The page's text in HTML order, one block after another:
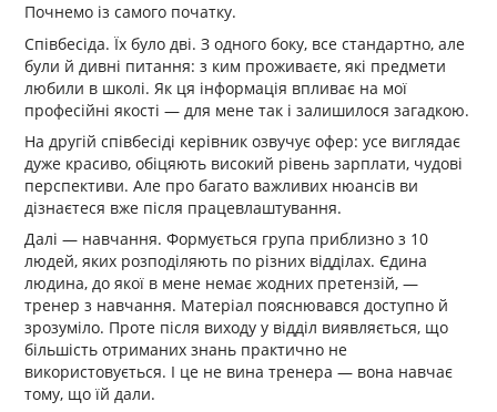
Почнемо із самого початку.
Співбесіда. Їх було дві. З одного боку, все стандартно, але
були й дивні питання: з ким проживаєте, які предмети
любили в школі. Як ця інформація впливає на мої
професійні якості — для мене так і залишилося загадкою.
На другій співбесіді керівник озвучує офер: усе виглядає
дуже красиво, обіцяють високий рівень зарплати, чудові
перспективи. Але про багато важливих нюансів ви
дізнаєтеся вже після працевлаштування.
Далі — навчання. Формується група приблизно з 10
людей, яких розподіляють по різних відділах. Єдина
людина, до якої в мене немає жодних претензій, —
тренер з навчання. Матеріал пояснювався доступно й
зрозуміло. Проте після виходу у відділ виявляється, що
більшість отриманих знань практично не
використовується. І це не вина тренера — вона навчає
тому, що їй дали.